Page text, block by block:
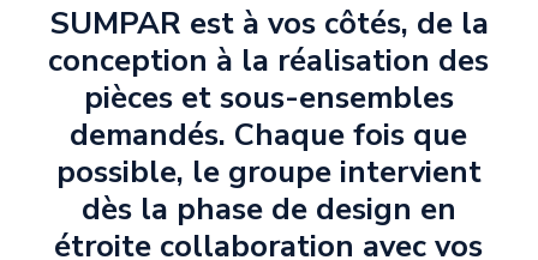
SUMPAR est à vos côtés, de la
conception à la réalisation des
pièces et sous-ensembles
demandés. Chaque fois que
possible, le groupe intervient
dès la phase de design en
étroite collaboration avec vos